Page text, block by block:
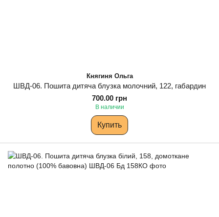
Княгиня Ольга
ШВД-06. Пошита дитяча блузка молочний, 122, габардин
700.00 грн
В наличии
Купить